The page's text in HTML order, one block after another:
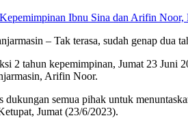
– Tak terasa, sudah genap
2 tahun kepemimpinan, Jumat 23 Juni
Arifin Noor.
dukungan semua pihak untuk
Jumat (23/6/2023).